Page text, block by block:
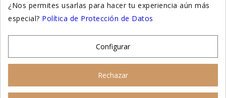
Otros
¿Nos permites usarlas para hacer tu experiencia aún más
especial? Política de Protección de Datos
Configurar
Rechazar